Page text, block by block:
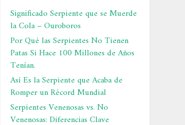
Significado Serpiente que se Muerde
la Cola – Ouroboros
Por Qué las Serpientes No Tienen
Patas Si Hace 100 Millones de Años
Tenían.
Así Es la Serpiente que Acaba de
Romper un Récord Mundial
Serpientes Venenosas vs. No
Venenosas: Diferencias Clave